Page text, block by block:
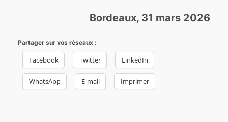
Bordeaux, 31 mars 2026
Partager sur vos réseaux :
Facebook Twitter LinkedIn
WhatsApp E-mail Imprimer